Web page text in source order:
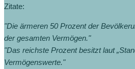
Zitate:
"Die ärmeren 50 Prozent der
der gesamten Vermögen."
"Das reichste Prozent besitzt laut
Vermögenswerte."